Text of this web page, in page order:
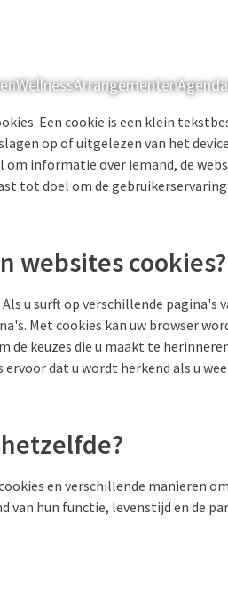
WellnessArrangementenAgenda
Een cookie is een klein
op of uitgelezen van het
om informatie over iemand, de
tot doel om de
websites cookies?
u surft op verschillende pagina's
Met cookies kan uw browser
de keuzes die u maakt te
dat u wordt herkend als u
en verschillende manieren
van hun functie, levenstijd en de